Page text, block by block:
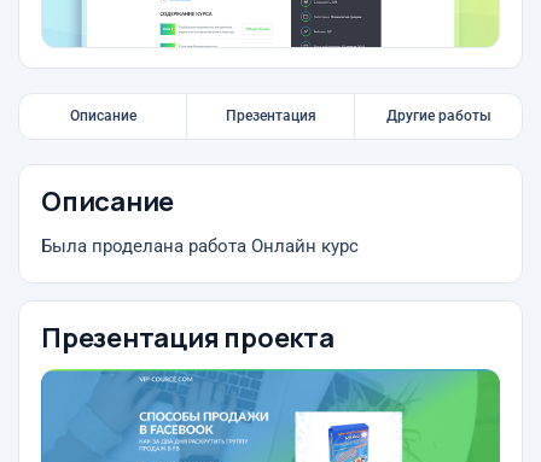
Описание Презентация Другие работы
Описание
Была проделана работа Онлайн курс
Презентация проекта